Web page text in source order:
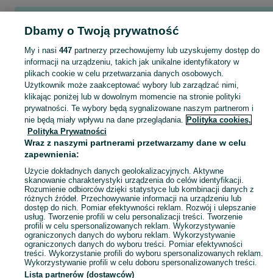
vw passat vw sharan opel zafira
opel vectra
seat alhambra
Skorzystaj z największego serwisu ogłoszeniowego - Bieniewiec i okolice! Kupuj to, czego pragniesz i sprzedawaj to, czego już nie potrzebujesz! Zobacz
Mapa kategorii
Mapa miejscowości
Mapa ministron
Popularne wyszukiwania
Dbamy o Twoją prywatność
My i nasi 447partnerzy przechowujemy lub uzyskujemy dostęp do
informacji na urządzeniu, takich jak unikalne identyfikatory w
plikach cookie w celu przetwarzania danych osobowych.
Użytkownik może zaakceptować wybory lub zarządzać nimi,
klikając poniżej lub w dowolnym momencie na stronie polityki
prywatności. Te wybory będą sygnalizowane naszym partnerom i
nie będą miały wpływu na dane przeglądania. Polityka cookies,
Polityka Prywatności
Wraz z naszymi partnerami przetwarzamy dane w celu
zapewnienia:
Użycie dokładnych danych geolokalizacyjnych. Aktywne
skanowanie charakterystyki urządzenia do celów identyfikacji.
Rozumienie odbiorców dzięki statystyce lub kombinacji danych z
różnych źródeł. Przechowywanie informacji na urządzeniu lub
dostęp do nich. Pomiar efektywności reklam. Rozwój i ulepszanie
usług. Tworzenie profili w celu personalizacji treści. Tworzenie
profili w celu spersonalizowanych reklam. Wykorzystywanie
ograniczonych danych do wyboru reklam. Wykorzystywanie
ograniczonych danych do wyboru treści. Pomiar efektywności
treści. Wykorzystanie profili do wyboru spersonalizowanych reklam.
Wykorzystywanie profili w celu doboru spersonalizowanych treści.
Lista partnerów (dostawców)